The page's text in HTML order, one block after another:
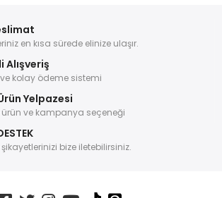
en kısa sürede elinize ulaşır.
Alışveriş
kolay ödeme sistemi
Yelpazesi
ürün ve kampanya seçeneği
şikayetlerinizi bize iletebilirsiniz.